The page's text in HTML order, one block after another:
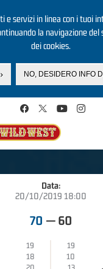
e servizi in linea con i tuoi
la navigazione del
dei cookies.
NO, DESIDERO INFO
Data:
20/10/2019 18:00
70 — 60
19
19
18
10